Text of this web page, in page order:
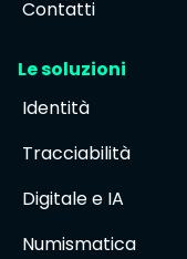
Contatti
Le soluzioni
Identità
Tracciabilità
Digitale e IA
Numismatica